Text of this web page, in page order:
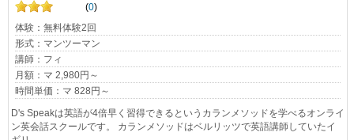
(0)
体験：無料体験2回
形式：マンツーマン
講師：フィ
月額：マ 2,980円～
時間単価：マ 828円～
D's Speakは英語が4倍早く習得できるというカランメソッドを学べるオンライ
ン英会話スクールです。 カランメソッドはベルリッツで英語講師していたイ